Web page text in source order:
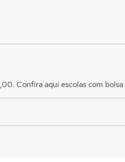
Confira aqui escolas com